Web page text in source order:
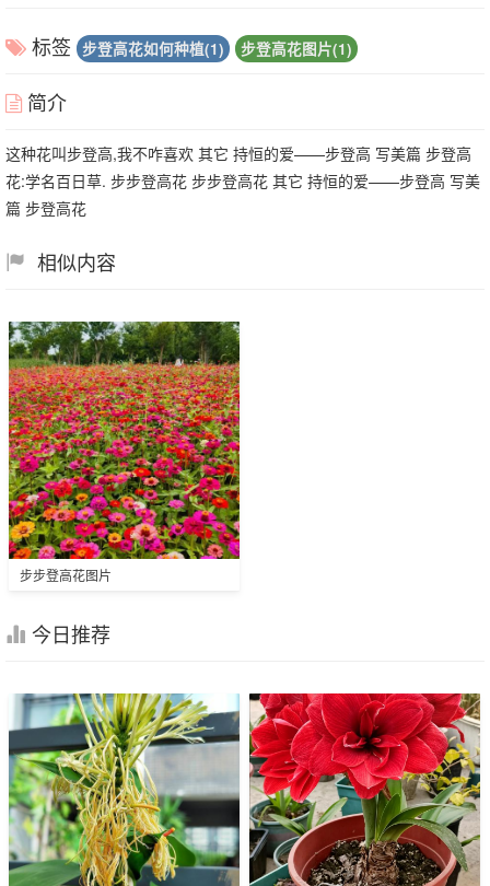
标签 步登高花如何种植(1) 步登高花图片(1)
简介
这种花叫步登高,我不咋喜欢 其它 持恒的爱——步登高 写美篇 步登高
花:学名百日草. 步步登高花 步步登高花 其它 持恒的爱——步登高 写美
篇 步登高花
相似内容
步步登高花图片
今日推荐